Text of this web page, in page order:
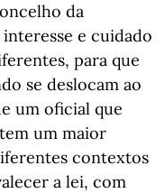
da
e cuidado
para que
se deslocam ao
um oficial que
um maior
contextos
a lei, com